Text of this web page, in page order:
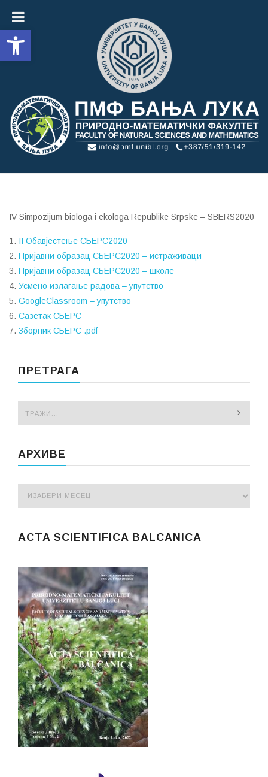
Open toolbar
IV Simpozijum biologa i ekologa Republike Srpske – SBERS2020
1. II Обавјестење СБЕРС2020
2. Пријавни образац СБЕРС2020 – истраживаци
3. Пријавни образац СБЕРС2020 – школе
4. Усмено излагање радова – упутство
5. GoogleClassroom – упутство
6. Сазетак СБЕРС
7. Зборник СБЕРС .pdf
ПРЕТРАГА
АРХИВЕ
ACTA SCIENTIFICA BALCANICA